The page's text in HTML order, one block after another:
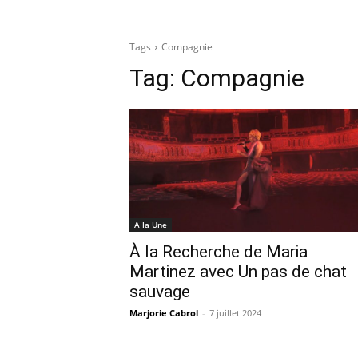
Tags Compagnie
Tag: Compagnie
A la Une
À la Recherche de Maria
Martinez avec Un pas de chat
sauvage
Marjorie Cabrol - 7 juillet 2024